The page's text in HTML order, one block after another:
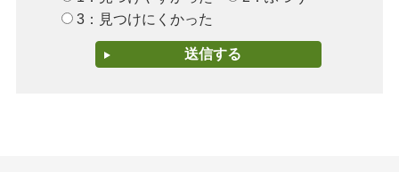
3：見つけにくかった